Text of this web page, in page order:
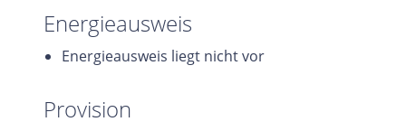
Energieausweis
Energieausweis liegt nicht vor
Provision